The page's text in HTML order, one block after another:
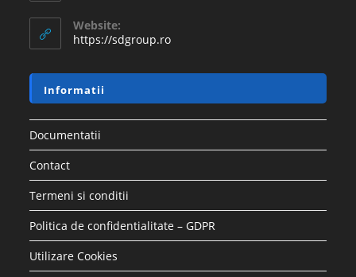
Website:
https://sdgroup.ro
Informatii
Documentatii
Contact
Termeni si conditii
Politica de confidentialitate – GDPR
Utilizare Cookies